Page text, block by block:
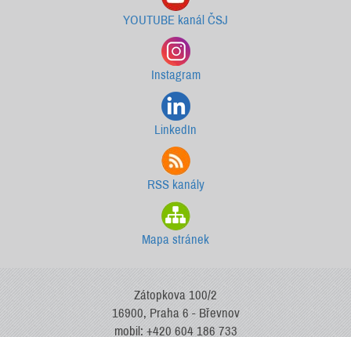
YOUTUBE kanál ČSJ
Instagram
LinkedIn
RSS kanály
Mapa stránek
Zátopkova 100/2
16900, Praha 6 - Břevnov
mobil: +420 604 186 733